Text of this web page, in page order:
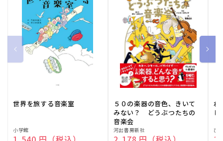
世界を旅する音楽室
販
小学館
５０の楽器の音色、きいて
みない？ どうぶつたちの
音楽会
販
河出書房新社
ね
販ひ